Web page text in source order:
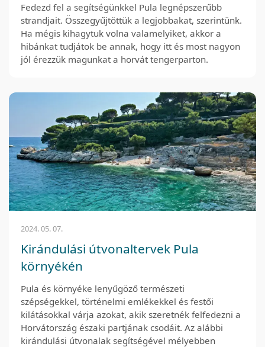
Fedezd fel a segítségünkkel Pula legnépszerűbb
strandjait. Összegyűjtöttük a legjobbakat, szerintünk.
Ha mégis kihagytuk volna valamelyiket, akkor a
hibánkat tudjátok be annak, hogy itt és most nagyon
jól érezzük magunkat a horvát tengerparton.
2024. 05. 07.
Kirándulási útvonaltervek Pula
környékén
Pula és környéke lenyűgöző természeti
szépségekkel, történelmi emlékekkel és festői
kilátásokkal várja azokat, akik szeretnék felfedezni a
Horvátország északi partjának csodáit. Az alábbi
kirándulási útvonalak segítségével mélyebben